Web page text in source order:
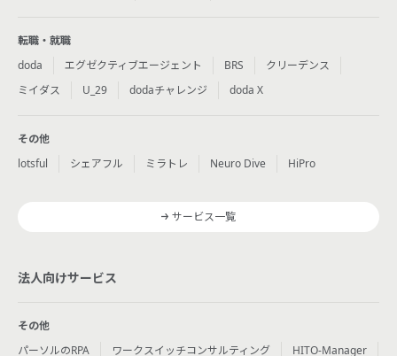
転職・就職
doda
エグゼクティブエージェント BRS
クリーデンス
ミイダス
U_29 dodaチャレンジ doda X
その他
lotsful
シェアフル ミラトレ Neuro Dive HiPro
サービス一覧
法人向けサービス
その他
パーソルのRPA
ワークスイッチコンサルティング HITO-Manager